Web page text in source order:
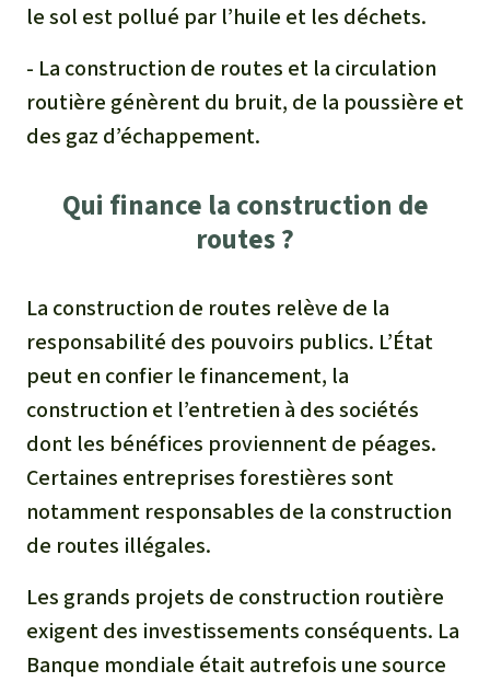
le sol est pollué par l’huile et les déchets.
- La construction de routes et la circulation
routière génèrent du bruit, de la poussière et
des gaz d’échappement.
Qui finance la construction de
routes ?
La construction de routes relève de la
responsabilité des pouvoirs publics. L’État
peut en confier le financement, la
construction et l’entretien à des sociétés
dont les bénéfices proviennent de péages.
Certaines entreprises forestières sont
notamment responsables de la construction
de routes illégales.
Les grands projets de construction routière
exigent des investissements conséquents. La
Banque mondiale était autrefois une source